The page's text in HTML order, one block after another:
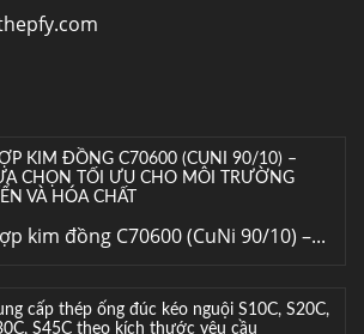
inox ở đâu chất lượng giá tốt? Gọi ngay
(thép không gỉ) là một trong...
KIM ĐỒNG C70600 (CUNI 90/10) –
CHỌN TỐI ƯU CHO MÔI TRƯỜNG
VÀ HÓA CHẤT
kim đồng C70600 (CuNi 90/10) –...
cấp thép ống đúc kéo nguội S10C, S20C,
S45C theo kích thước yêu cầu